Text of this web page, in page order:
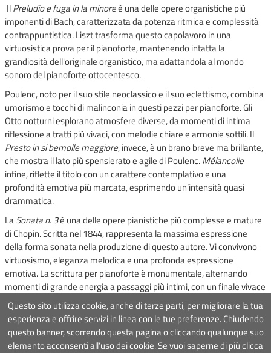
IlPreludio e fuga in la minoreè una delle opere organistiche più
imponenti di Bach, caratterizzata da potenza ritmica e complessità
contrappuntistica. Liszt trasforma questo capolavoro in una
virtuosistica prova per il pianoforte, mantenendo intatta la
grandiosità dell'originale organistico, ma adattandola al mondo
sonoro del pianoforte ottocentesco.
Poulenc, noto per il suo stile neoclassico e il suo eclettismo, combina
umorismo e tocchi di malinconia in questi pezzi per pianoforte. Gli
Otto notturni esplorano atmosfere diverse, da momenti di intima
riflessione a tratti più vivaci, con melodie chiare e armonie sottili. Il
Presto in si bemolle maggiore, invece, è un brano breve ma brillante,
che mostra il lato più spensierato e agile di Poulenc.Mélancolie
infine, riflette il titolo con un carattere contemplativo e una
profondità emotiva più marcata, esprimendo un’intensità quasi
drammatica.
LaSonata n. 3è una delle opere pianistiche più complesse e mature
di Chopin. Scritta nel 1844, rappresenta la massima espressione
della forma sonata nella produzione di questo autore. Vi convivono
virtuosismo, eleganza melodica e una profonda espressione
emotiva. La scrittura per pianoforte è monumentale, alternando
momenti di grande energia a passaggi più intimi, con un finale vivace
e travolgente.
Associazione Roma Tre Orchestra- Via Ostiense 234, 00144 Roma
Questo sito utilizza cookie, anche di terze parti, per migliorare la tua
esperienza e offrire servizi in linea con le tue preferenze. Chiudendo
questo banner, scorrendo questa pagina o cliccando qualunque suo
elemento acconsenti all’uso dei cookie. Se vuoi saperne di più clicca